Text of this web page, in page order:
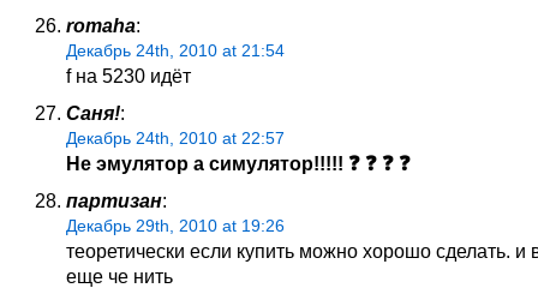
romaha:
Декабрь 24th, 2010 at 21:54
f на 5230 идёт
Саня!:
Декабрь 24th, 2010 at 22:57
Не эмулятор а симулятор!!!!! ❓ ❓ ❓ ❓
партизан:
Декабрь 29th, 2010 at 19:26
теоретически если купить можно хорошо сделать. и
еще че нить